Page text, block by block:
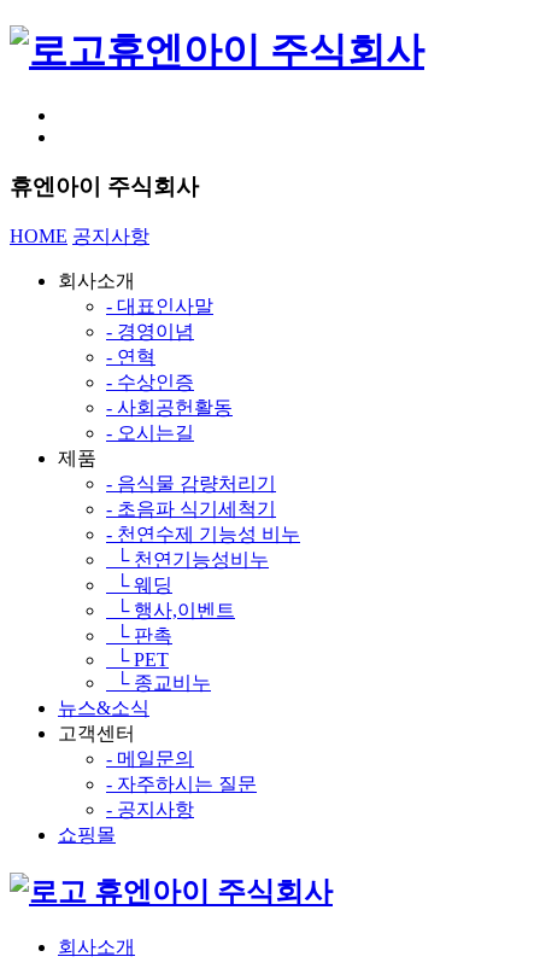
휴엔아이 주식회사
휴엔아이 주식회사
HOME 공지사항
회사소개
- 대표인사말
- 경영이념
- 연혁
- 수상인증
- 사회공헌활동
- 오시는길
제품
- 음식물 감량처리기
- 초음파 식기세척기
- 천연수제 기능성 비누
└ 천연기능성비누
└ 웨딩
└ 행사,이벤트
└ 판촉
└ PET
└ 종교비누
뉴스&소식
고객센터
- 메일문의
- 자주하시는 질문
- 공지사항
쇼핑몰
휴엔아이 주식회사
회사소개